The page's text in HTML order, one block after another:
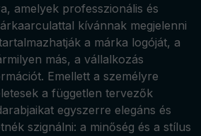
amelyek professzionális és
kívánnak megjelenni
a márka logóját, a
más, a vállalkozás
Emellett a személyre
a független tervezők
egyszerre elegáns és
szignálni: a minőség és a stílus